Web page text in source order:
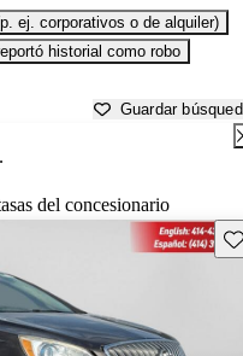
ej. corporativos o de alquiler)
historial como robo
Guardar
del concesionario